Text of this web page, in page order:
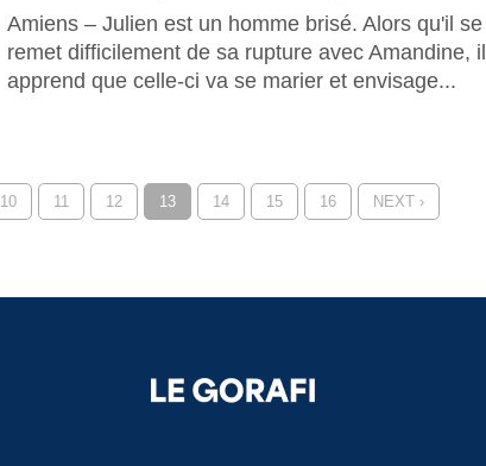
Amiens – Julien est un homme brisé. Alors qu'il se
remet difficilement de sa rupture avec Amandine, il
apprend que celle-ci va se marier et envisage...
10 11 12 13 14 15 16 NEXT ›